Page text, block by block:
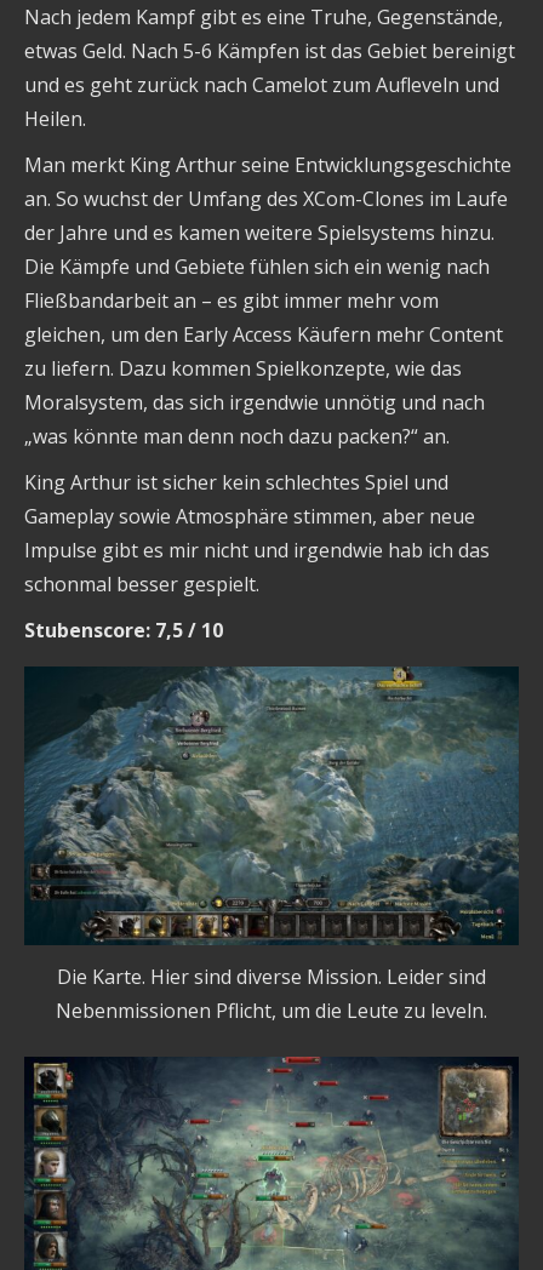
Nach jedem Kampf gibt es eine Truhe, Gegenstände,
etwas Geld. Nach 5-6 Kämpfen ist das Gebiet bereinigt
und es geht zurück nach Camelot zum Aufleveln und
Heilen.
Man merkt King Arthur seine Entwicklungsgeschichte
an. So wuchst der Umfang des XCom-Clones im Laufe
der Jahre und es kamen weitere Spielsystems hinzu.
Die Kämpfe und Gebiete fühlen sich ein wenig nach
Fließbandarbeit an – es gibt immer mehr vom
gleichen, um den Early Access Käufern mehr Content
zu liefern. Dazu kommen Spielkonzepte, wie das
Moralsystem, das sich irgendwie unnötig und nach
„was könnte man denn noch dazu packen?“ an.
King Arthur ist sicher kein schlechtes Spiel und
Gameplay sowie Atmosphäre stimmen, aber neue
Impulse gibt es mir nicht und irgendwie hab ich das
schonmal besser gespielt.
Stubenscore: 7,5 / 10
Die Karte. Hier sind diverse Mission. Leider sind
Nebenmissionen Pflicht, um die Leute zu leveln.